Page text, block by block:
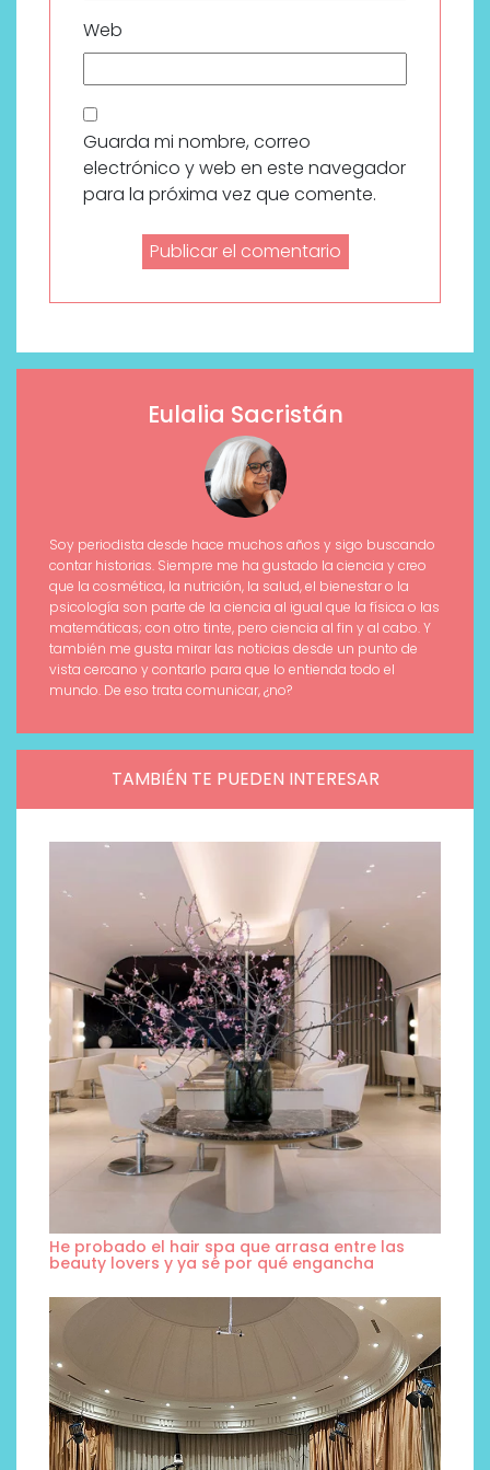
Web
Guarda mi nombre, correo
electrónico y web en este navegador
para la próxima vez que comente.
Eulalia Sacristán
Soy periodista desde hace muchos años y sigo buscando
contar historias. Siempre me ha gustado la ciencia y creo
que la cosmética, la nutrición, la salud, el bienestar o la
psicología son parte de la ciencia al igual que la física o las
matemáticas; con otro tinte, pero ciencia al fin y al cabo. Y
también me gusta mirar las noticias desde un punto de
vista cercano y contarlo para que lo entienda todo el
mundo. De eso trata comunicar, ¿no?
TAMBIÉN TE PUEDEN INTERESAR
He probado el hair spa que arrasa entre las
beauty lovers y ya sé por qué engancha